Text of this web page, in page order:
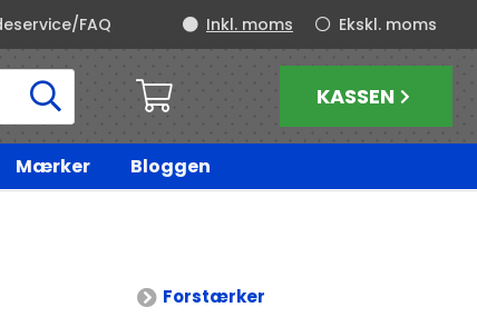
FAQ Ekskl. moms
Inkl. moms
KASSEN
Mærker Bloggen
Forstærker